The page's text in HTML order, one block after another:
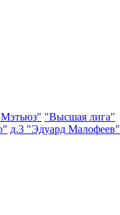
"Высшая лига"
д.3 "Эдуард Малофеев"